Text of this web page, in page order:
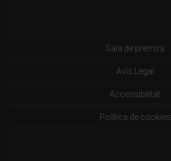
Sala de premsa
Avís Legal
Accessibilitat
Política de cookies